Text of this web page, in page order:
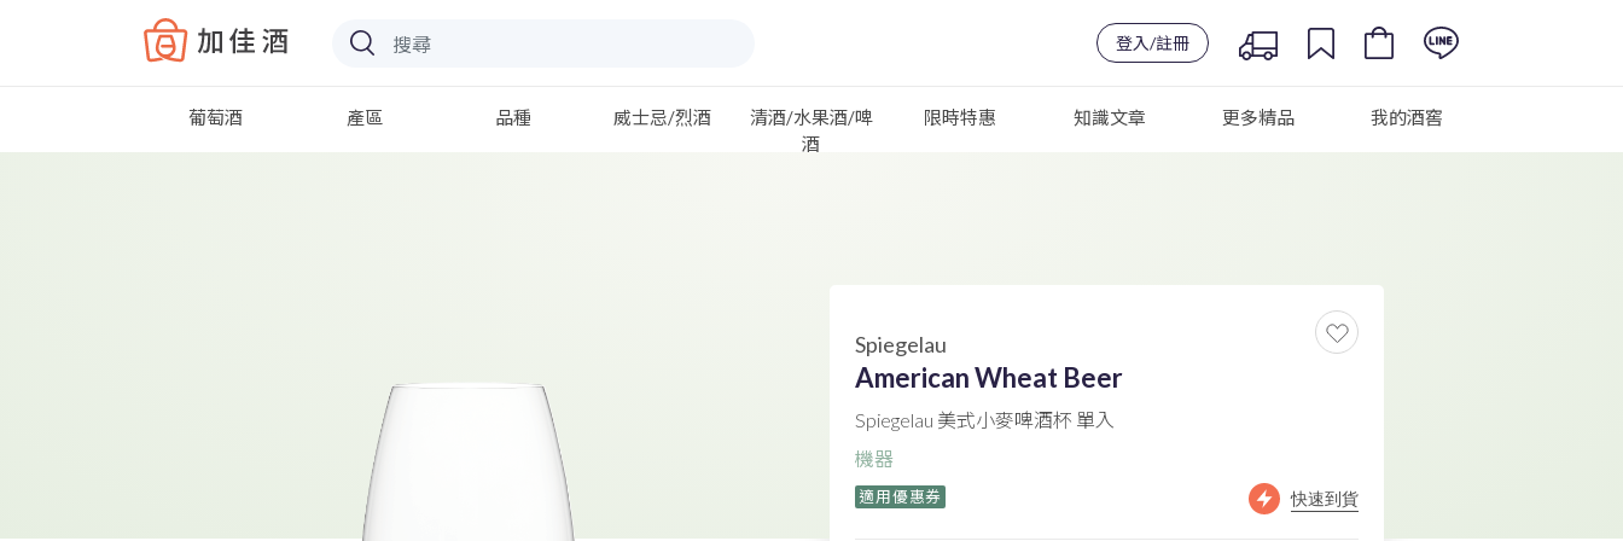
Baccus
登入/註冊
葡萄酒 產區 品種 威士忌/烈酒
清酒/水果酒/啤
酒
限時特惠 知識文章 更多精品 我的酒窖
Spiegelau
American Wheat Beer
Spiegelau 美式小麥啤酒杯 單入
機器
適用優惠券 快速到貨